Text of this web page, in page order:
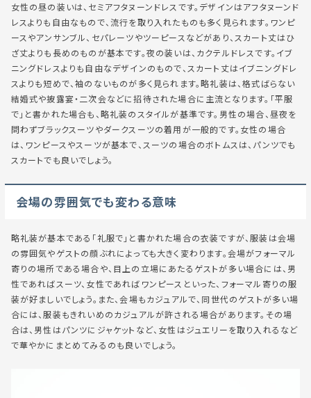
女性の昼の装いは、セミアフタヌーンドレスです。デザインはアフタヌーンド
レスよりも自由なもので、流行を取り入れたものも多く見られます。ワンピ
ースやアンサンブル、セパレーツやツーピースなどがあり、スカート丈はひ
ざ丈よりも長めのものが基本です。夜の装いは、カクテルドレスです。イブ
ニングドレスよりも自由なデザインのもので、スカート丈はイブニングドレ
スよりも短めで、袖のないものが多く見られます。略礼装は、格式ばらない
結婚式や披露宴・二次会などに招待された場合に主流となります。「平服
で」と書かれた場合も、略礼装のスタイルが基準です。男性の場合、昼夜を
問わずブラックスーツやダークスーツの着用が一般的です。女性の場合
は、ワンピースやスーツが基本で、スーツの場合のボトムスは、パンツでも
スカートでも良いでしょう。
会場の雰囲気でも変わる意味
略礼装が基本である「礼服で」と書かれた場合の衣装ですが、服装は会場
の雰囲気やゲストの顔ぶれによっても大きく変わります。会場がフォーマル
寄りの場所である場合や、目上の立場にあたるゲストが多い場合には、男
性であればスーツ、女性であればワンピースといった、フォーマル寄りの服
装が好ましいでしょう。また、会場もカジュアルで、同世代のゲストが多い場
合には、服装もきれいめのカジュアルが許される場合があります。その場
合は、男性はパンツにジャケットなど、女性はジュエリーを取り入れるなど
で華やかにまとめてみるのも良いでしょう。